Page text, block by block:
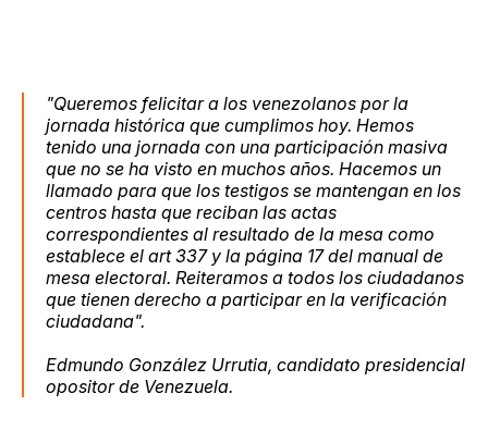
"Queremos felicitar a los venezolanos por la
jornada histórica que cumplimos hoy. Hemos
tenido una jornada con una participación masiva
que no se ha visto en muchos años. Hacemos un
llamado para que los testigos se mantengan en los
centros hasta que reciban las actas
correspondientes al resultado de la mesa como
establece el art 337 y la página 17 del manual de
mesa electoral. Reiteramos a todos los ciudadanos
que tienen derecho a participar en la verificación
ciudadana".
Edmundo González Urrutia, candidato presidencial
opositor de Venezuela.